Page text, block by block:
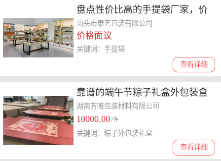
盘点性价比高的手提袋厂家，价
格与品质兼顾的选择指南
汕头市泰艺包装有限公司
价格面议
查看详细
关键词：手提袋
靠谱的端午节粽子礼盒外包装盒
定制企业，工艺精细价格多少钱
湖南芳唯包装材料有限公司
10000.00 /件
查看详细
关键词：粽子外包装礼盒